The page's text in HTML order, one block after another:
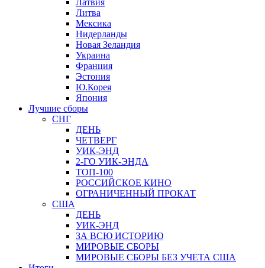
Литва
Мексика
Нидерланды
Новая Зеландия
Украина
Франция
Эстония
Ю.Корея
Япония
Лучшие сборы
СНГ
ДЕНЬ
ЧЕТВЕРГ
УИК-ЭНД
2-ГО УИК-ЭНДА
ТОП-100
РОССИЙСКОЕ КИНО
ОГРАНИЧЕННЫЙ ПРОКАТ
США
ДЕНЬ
УИК-ЭНД
ЗА ВСЮ ИСТОРИЮ
МИРОВЫЕ СБОРЫ
МИРОВЫЕ СБОРЫ БЕЗ УЧЕТА США